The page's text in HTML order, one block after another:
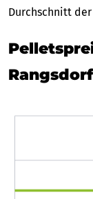
Durchschnitt der
Rangsdorf